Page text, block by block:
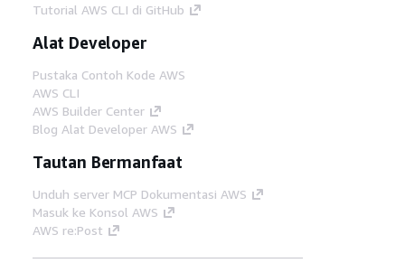
Tutorial AWS CLI di GitHub
Alat Developer
Pustaka Contoh Kode AWS
AWS CLI
AWS Builder Center
Blog Alat Developer AWS
Tautan Bermanfaat
Unduh server MCP Dokumentasi AWS
Masuk ke Konsol AWS
AWS re:Post